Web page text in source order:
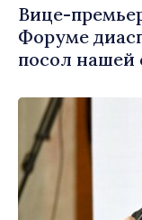
Вице-
Форуме
посол нашей
Молдова»